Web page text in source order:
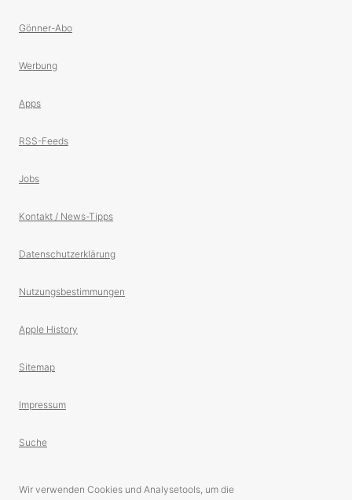
Gönner-Abo
Werbung
Apps
RSS-Feeds
Jobs
Kontakt / News-Tipps
Datenschutzerklärung
Nutzungsbestimmungen
Apple History
Sitemap
Impressum
Suche
Wir verwenden Cookies und Analysetools, um die